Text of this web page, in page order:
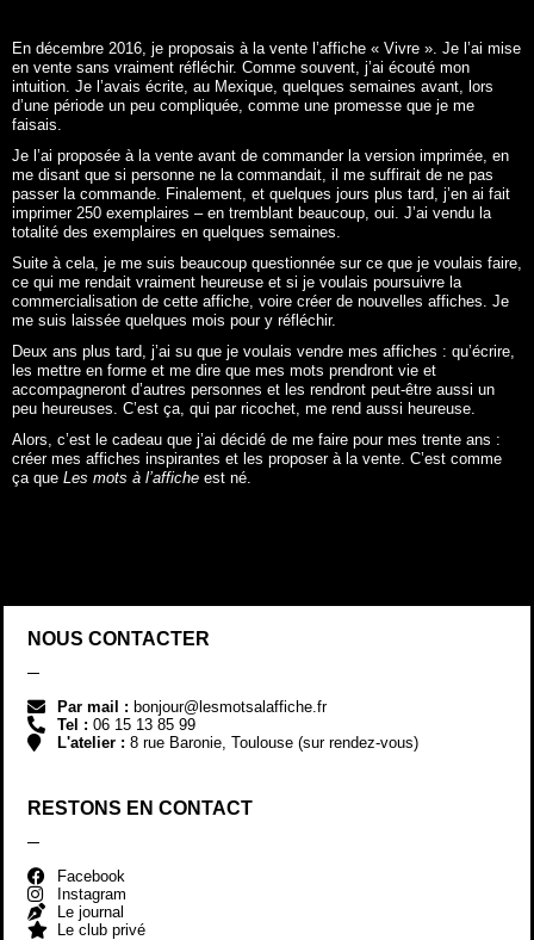
En décembre 2016, je proposais à la vente l’affiche « Vivre ». Je l’ai mise
en vente sans vraiment réfléchir. Comme souvent, j’ai écouté mon
intuition. Je l’avais écrite, au Mexique, quelques semaines avant, lors
d’une période un peu compliquée, comme une promesse que je me
faisais.
Je l’ai proposée à la vente avant de commander la version imprimée, en
me disant que si personne ne la commandait, il me suffirait de ne pas
passer la commande. Finalement, et quelques jours plus tard, j’en ai fait
imprimer 250 exemplaires – en tremblant beaucoup, oui. J’ai vendu la
totalité des exemplaires en quelques semaines.
Suite à cela, je me suis beaucoup questionnée sur ce que je voulais faire,
ce qui me rendait vraiment heureuse et si je voulais poursuivre la
commercialisation de cette affiche, voire créer de nouvelles affiches. Je
me suis laissée quelques mois pour y réfléchir.
Deux ans plus tard, j’ai su que je voulais vendre mes affiches : qu’écrire,
les mettre en forme et me dire que mes mots prendront vie et
accompagneront d’autres personnes et les rendront peut-être aussi un
peu heureuses. C’est ça, qui par ricochet, me rend aussi heureuse.
Alors, c’est le cadeau que j’ai décidé de me faire pour mes trente ans :
créer mes affiches inspirantes et les proposer à la vente. C’est comme
ça que Les mots à l’affiche est né.
NOUS CONTACTER
Par mail : bonjour@lesmotsalaffiche.fr
Tel : 06 15 13 85 99
L'atelier : 8 rue Baronie, Toulouse (sur rendez-vous)
RESTONS EN CONTACT
Facebook
Instagram
Le journal
Le club privé